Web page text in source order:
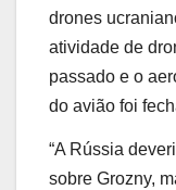
drones
atividade de
passado e o
do avião foi
“A Rússia
sobre Grozny,